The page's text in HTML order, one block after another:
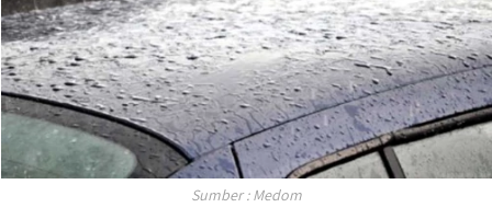
Sumber : Medom